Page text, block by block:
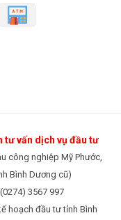
tư vấn dịch vụ đầu tư
công nghiệp Mỹ Phước,
Bình Dương cũ)
3567 997
hoạch đầu tư tỉnh Bình